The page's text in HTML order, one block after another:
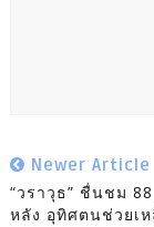
Newer Article
“วราวุธ” ชื่นชม
หลัง อุทิศตนช่วยเ